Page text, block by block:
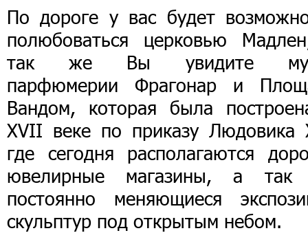
По дороге у вас будет
полюбоваться церковью
так же Вы увидите
парфюмерии Фрагонар и
Вандом, которая была
XVII веке по приказу Людовика
где сегодня располагаются
ювелирные магазины, а
постоянно меняющиеся
скульптур под открытым небом.